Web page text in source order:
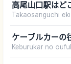
高尾山口駅はど
Takaosanguchi
ケーブルカーの
Keburukar no